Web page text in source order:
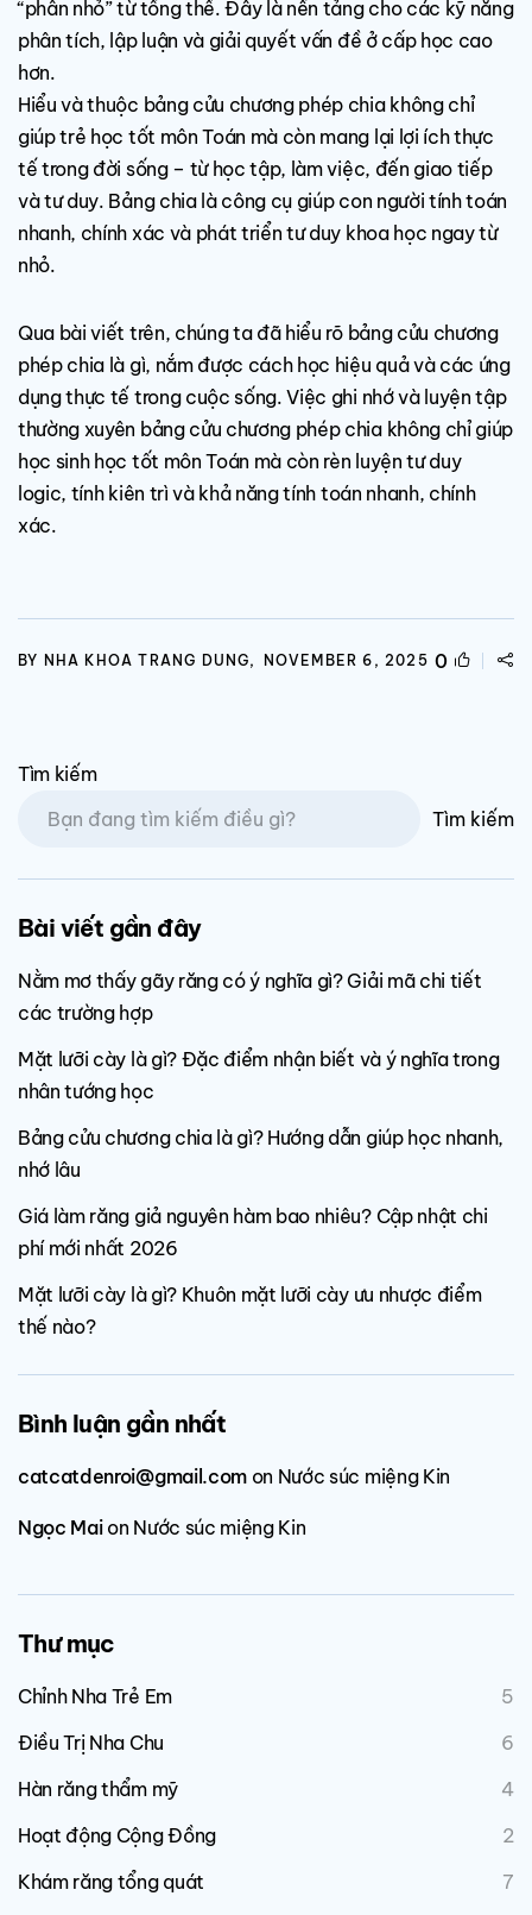
“phân nhỏ” từ tổng thể. Đây là nền tảng cho các kỹ năng
phân tích, lập luận và giải quyết vấn đề ở cấp học cao
hơn.
Hiểu và thuộc bảng cửu chương phép chia không chỉ
giúp trẻ học tốt môn Toán mà còn mang lại lợi ích thực
tế trong đời sống – từ học tập, làm việc, đến giao tiếp
và tư duy. Bảng chia là công cụ giúp con người tính toán
nhanh, chính xác và phát triển tư duy khoa học ngay từ
nhỏ.
Qua bài viết trên, chúng ta đã hiểu rõ bảng cửu chương
phép chia là gì, nắm được cách học hiệu quả và các ứng
dụng thực tế trong cuộc sống. Việc ghi nhớ và luyện tập
thường xuyên bảng cửu chương phép chia không chỉ giúp
học sinh học tốt môn Toán mà còn rèn luyện tư duy
logic, tính kiên trì và khả năng tính toán nhanh, chính
xác.
BY NHA KHOA TRANG DUNG, NOVEMBER 6, 2025 0
Tìm kiếm
Tìm kiếm
Bài viết gần đây
Nằm mơ thấy gãy răng có ý nghĩa gì? Giải mã chi tiết
các trường hợp
Mặt lưỡi cày là gì? Đặc điểm nhận biết và ý nghĩa trong
nhân tướng học
Bảng cửu chương chia là gì? Hướng dẫn giúp học nhanh,
nhớ lâu
Giá làm răng giả nguyên hàm bao nhiêu? Cập nhật chi
phí mới nhất 2026
Mặt lưỡi cày là gì? Khuôn mặt lưỡi cày ưu nhược điểm
thế nào?
Bình luận gần nhất
catcatdenroi@gmail.comon Nước súc miệng Kin
Ngọc Maion Nước súc miệng Kin
Thư mục
Chỉnh Nha Trẻ Em
5
Điều Trị Nha Chu
6
Hàn răng thẩm mỹ
4
Hoạt động Cộng Đồng
2
Khám răng tổng quát
7